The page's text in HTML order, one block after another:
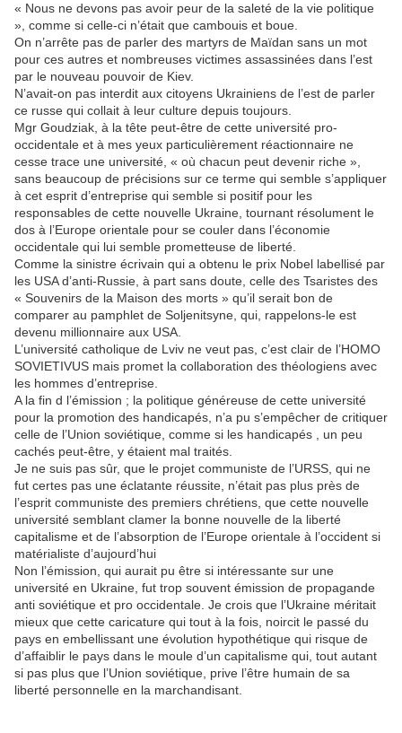
« Nous ne devons pas avoir peur de la saleté de la vie politique
», comme si celle-ci n’était que cambouis et boue.
On n’arrête pas de parler des martyrs de Maïdan sans un mot
pour ces autres et nombreuses victimes assassinées dans l’est
par le nouveau pouvoir de Kiev.
N’avait-on pas interdit aux citoyens Ukrainiens de l’est de parler
ce russe qui collait à leur culture depuis toujours.
Mgr Goudziak, à la tête peut-être de cette université pro-
occidentale et à mes yeux particulièrement réactionnaire ne
cesse trace une université, « où chacun peut devenir riche »,
sans beaucoup de précisions sur ce terme qui semble s’appliquer
à cet esprit d’entreprise qui semble si positif pour les
responsables de cette nouvelle Ukraine, tournant résolument le
dos à l’Europe orientale pour se couler dans l’économie
occidentale qui lui semble prometteuse de liberté.
Comme la sinistre écrivain qui a obtenu le prix Nobel labellisé par
les USA d’anti-Russie, à part sans doute, celle des Tsaristes des
« Souvenirs de la Maison des morts » qu’il serait bon de
comparer au pamphlet de Soljenitsyne, qui, rappelons-le est
devenu millionnaire aux USA.
L’université catholique de Lviv ne veut pas, c’est clair de l’HOMO
SOVIETIVUS mais promet la collaboration des théologiens avec
les hommes d’entreprise.
A la fin d l’émission ; la politique généreuse de cette université
pour la promotion des handicapés, n’a pu s’empêcher de critiquer
celle de l’Union soviétique, comme si les handicapés , un peu
cachés peut-être, y étaient mal traités.
Je ne suis pas sûr, que le projet communiste de l’URSS, qui ne
fut certes pas une éclatante réussite, n’était pas plus près de
l’esprit communiste des premiers chrétiens, que cette nouvelle
université semblant clamer la bonne nouvelle de la liberté
capitalisme et de l’absorption de l’Europe orientale à l’occident si
matérialiste d’aujourd’hui
Non l’émission, qui aurait pu être si intéressante sur une
université en Ukraine, fut trop souvent émission de propagande
anti soviétique et pro occidentale. Je crois que l’Ukraine méritait
mieux que cette caricature qui tout à la fois, noircit le passé du
pays en embellissant une évolution hypothétique qui risque de
d’affaiblir le pays dans le moule d’un capitalisme qui, tout autant
si pas plus que l’Union soviétique, prive l’être humain de sa
liberté personnelle en la marchandisant.